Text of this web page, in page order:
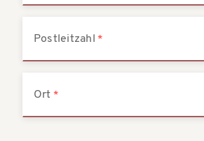
Postleitzahl
Ort